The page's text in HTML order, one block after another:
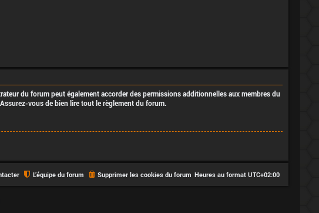
du forum peut également accorder des permissions additionnelles aux membres du
vous de bien lire tout le règlement du forum.
Heures au format UTC+02:00
Supprimer les cookies du forum
L’équipe du forum